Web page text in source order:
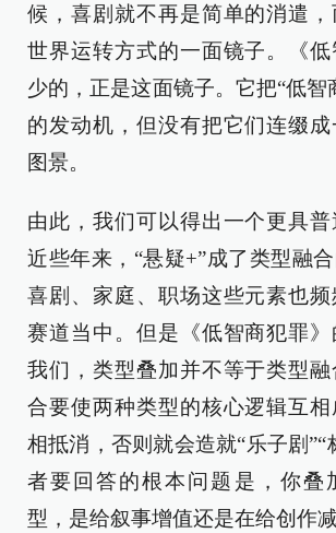
候，喜剧就不再是简单的消遣
世界运转方式的一面镜子。《
少的，正是这面镜子。它把“低智
的发动机，但没有把它们连缀
图景。
由此，我们可以得出一个更具普
近些年来，“悬疑+”成了类型融合
喜剧、家庭、职场这些元素也
赛道当中。但是《低智商犯罪
我们，类型叠加并不等于类型
合要使两种类型的核心逻辑互
相抵消，否则就会造就“乐子剧”“
者要回答的根本问题是，你叠
型，是给叙事增值还是在给创作